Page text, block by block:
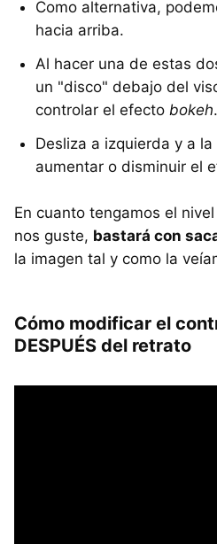
Como alternativa,
hacia arriba.
Al hacer una de estas
un "disco" debajo del
controlar el efecto bokeh.
Desliza a izquierda y a
aumentar o disminuir el
En cuanto tengamos el
nos guste, bastará con
la imagen tal y como la
Cómo modificar el
DESPUÉS del retrato